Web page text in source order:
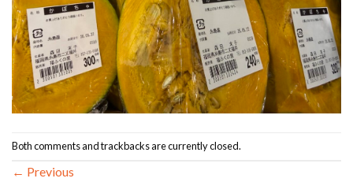
Both comments and trackbacks are currently closed.
← Previous